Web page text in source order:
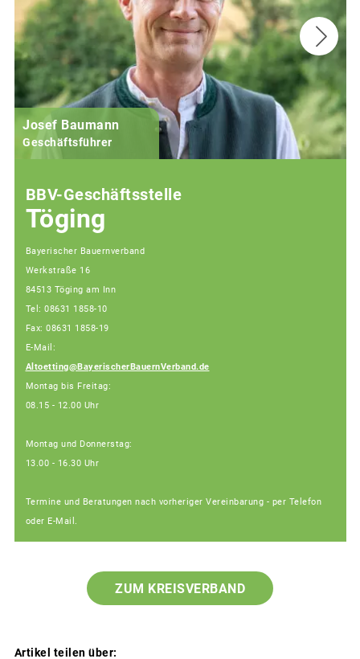
Josef Baumann
Geschäftsführer
BBV-Geschäftsstelle
Töging
Bayerischer Bauernverband
Werkstraße 16
84513 Töging am Inn
Tel: 08631 1858-10
Fax: 08631 1858-19
E-Mail:
Altoetting@BayerischerBauernVerband.de
Montag bis Freitag:
08.15 - 12.00 Uhr
Montag und Donnerstag:
13.00 - 16.30 Uhr
Termine und Beratungen nach vorheriger Vereinbarung - per Telefon
oder E-Mail.
ZUM KREISVERBAND
Artikel teilen über: